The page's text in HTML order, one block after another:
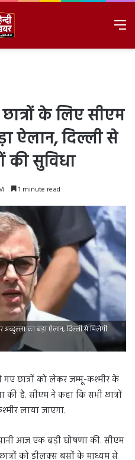
के लिए सीएम
ऐलान, दिल्ली से
की सुविधा
1 minute read
अब्दुल्ला का बड़ा ऐलान, दिल्ली से मिलेगी
गए छात्रों को लेकर जम्मू-कश्मीर के
की है. सीएम ने कहा कि सभी छात्रों
लाया जाएगा.
आज एक बड़ी घोषणा की. सीएम
को डीलक्स बसों के माध्यम से